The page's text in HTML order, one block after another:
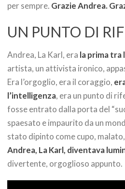
per sempre. Grazie Andrea.
UN PUNTO DI
Andrea, La Karl, era la prima tra
artista, un attivista ironico,
Era l’orgoglio, era il coraggio,
l’intelligenza, era un punto di
fosse entrato dalla porta del
spaesato e impaurito da un
stato dipinto come cupo,
Andrea, La Karl, diventava
divertente, orgoglioso appunto.